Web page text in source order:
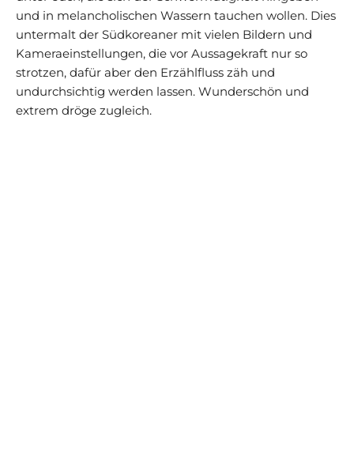
und in melancholischen Wassern tauchen wollen. Dies
untermalt der Südkoreaner mit vielen Bildern und
Kameraeinstellungen, die vor Aussagekraft nur so
strotzen, dafür aber den Erzählfluss zäh und
undurchsichtig werden lassen. Wunderschön und
extrem dröge zugleich.